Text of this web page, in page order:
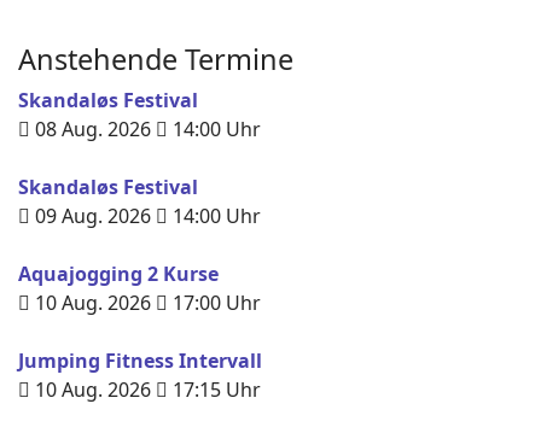
Anstehende Termine
Skandaløs Festival
08 Aug. 2026
14:00 Uhr
Skandaløs Festival
09 Aug. 2026
14:00 Uhr
Aquajogging 2 Kurse
10 Aug. 2026
17:00 Uhr
Jumping Fitness Intervall
10 Aug. 2026
17:15 Uhr